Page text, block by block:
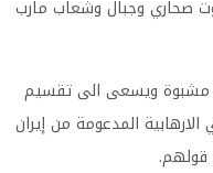
صحاري وجبال وشعاب مارب
مشبوة ويسعى الى تقسيم
المدعومة من إيران
قولهم.